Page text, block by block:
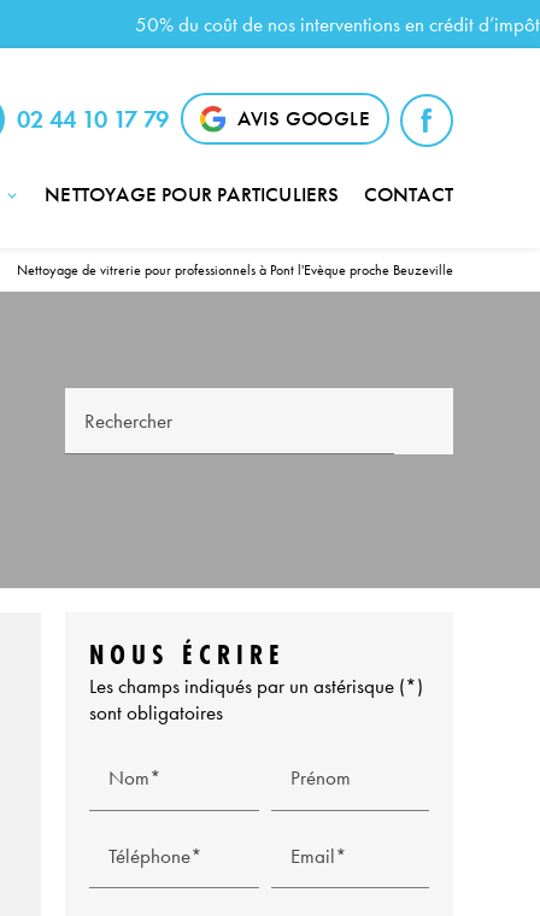
02 44 10 17 79 AVIS GOOGLE
NETTOYAGE POUR PARTICULIERS CONTACT
Nettoyage de vitrerie pour professionnels à Pont l'Evèque proche Beuzeville
Rechercher
NOUS ÉCRIRE
Les champs indiqués par un astérisque (*)
sont obligatoires
Nom* Prénom
Téléphone* Email*